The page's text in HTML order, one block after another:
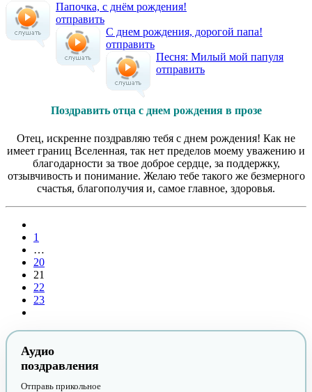
Папочка, с днём рождения!
отправить
С днем рождения, дорогой папа!
отправить
Песня: Милый мой папуля
отправить
Поздравить отца с днем рождения в прозе
Отец, искренне поздравляю тебя с днем рождения! Как не
имеет границ Вселенная, так нет пределов моему уважению и
благодарности за твое доброе сердце, за поддержку,
отзывчивость и понимание. Желаю тебе такого же безмерного
счастья, благополучия и, самое главное, здоровья.
1
…
20
21
22
23
Аудио
поздравления
Отправь прикольное